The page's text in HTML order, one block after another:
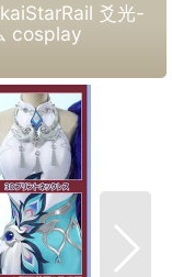
爻光-
cosplay